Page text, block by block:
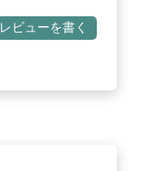
レビューを書く